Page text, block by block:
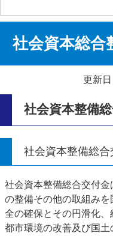
社会資本総合
更新
社会資本整備
社会資本整備総合
社会資本整備総合交付
の整備その他の取組み
全の確保とその円滑化、
都市環境の改善及び国